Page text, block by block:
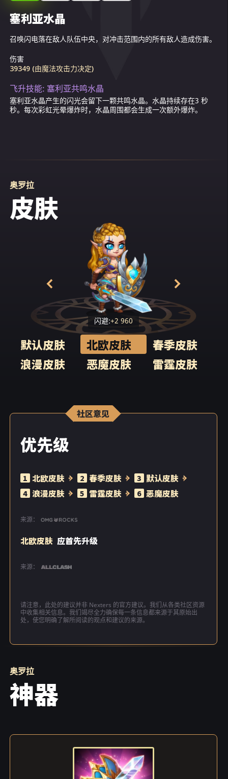
而当她再次醒来时，她发现自己已被囚禁在了
敌人的老巢里。可怕的生物与无情的拷问者日
肯屈服，自始至终坚定地保持沉默。最终，她
被判处在所有混沌指挥官的见证下执行死刑。
的羞辱。当奥罗拉经历了数个小时地狱般的折
磨，即将咽下最后一口气时，突然，真正的奇
迹发生了。
罗拉发现自己躺在了地上。她身上所有的伤口
的光芒。“我还活着！难道这是女神亲自赠予的
恩赐？”女孩心想着，渐渐回过神来。她没有白
白遭受痛苦: 凭借着特玛莉的恩赐，奥罗拉成为
了一名圣骑士。听到精灵的战斗呐喊，敌人四
散奔逃，在慌乱中自相残杀。于是，奥罗拉拯
救了里弗萨，实现了自己儿时的梦想，成为了
塞利亚水晶
召唤闪电落在敌人队伍中央，对冲击范围内的所有敌人造成伤害。
伤害
39349 (由魔法攻击力决定)
飞升技能: 塞利亚共鸣水晶
塞利亚水晶产生的闪光会留下一颗共鸣水晶。水晶持续存在3 秒
秒。每次彩虹光晕爆炸时，水晶周围都会生成一次额外爆炸。
水银泻地攻击
眩晕附近的目标并造成伤害。（如果目标的等级高于130级，则眩
伤害
刺眼光束
发射闪光，对路线上的所有敌人造成伤害。
伤害
31269 (由魔法攻击力决定)
彩虹光晕
被动技能。护盾可吸收部分的魔法伤害。在吸收118277 (取决于生
伤害。
飞升技能: 完美彩虹光晕
彩虹光晕护盾可吸收奥罗拉所闪避伤害的25%。
奥罗拉
皮肤
闪避:+2 960
默认皮肤 北欧皮肤
春季皮肤
浪漫皮肤
恶魔皮肤 雷霆皮肤
社区意见
优先级
1 北欧皮肤 2 春季皮肤 3 默认皮肤
4 浪漫皮肤 5 雷霆皮肤 6 恶魔皮肤
来源：
北欧皮肤 应首先升级
来源：
请注意，此处的建议并非 Nexters 的官方建议。我们从各类社区资源
中收集相关信息。我们竭尽全力确保每一条信息都来源于其原始出
处，使您明确了解所阅读的观点和建议的来源。
奥罗拉
神器